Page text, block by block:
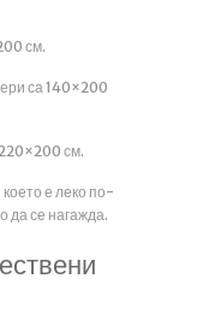
см.
са 140×200
см.
е леко по-
да се нагажда.